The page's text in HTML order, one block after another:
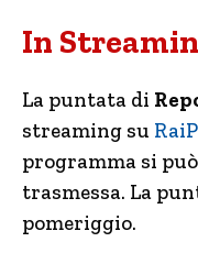
In
La puntata di
streaming su
programma si
trasmessa. La
pomeriggio.